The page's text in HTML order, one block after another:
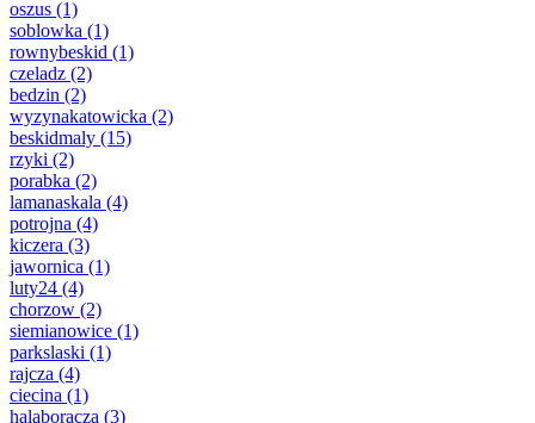
oszus (1)
soblowka (1)
rownybeskid (1)
czeladz (2)
bedzin (2)
wyzynakatowicka (2)
beskidmaly (15)
rzyki (2)
porabka (2)
lamanaskala (4)
potrojna (4)
kiczera (3)
jawornica (1)
luty24 (4)
chorzow (2)
siemianowice (1)
parkslaski (1)
rajcza (4)
ciecina (1)
halaboracza (3)